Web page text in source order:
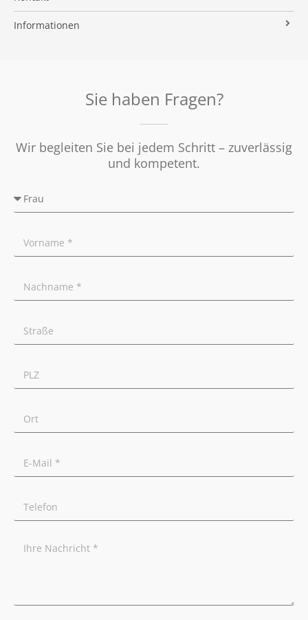
Vermarktung
Tipps für Privatverkäufer
Stielke-Facts
Kooperationspartner
Immobilien ABC
Impressum
Informationen
Sie haben Fragen?
Wir begleiten Sie bei jedem Schritt – zuverlässig
und kompetent.